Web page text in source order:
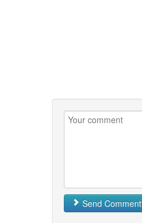
Send Comment